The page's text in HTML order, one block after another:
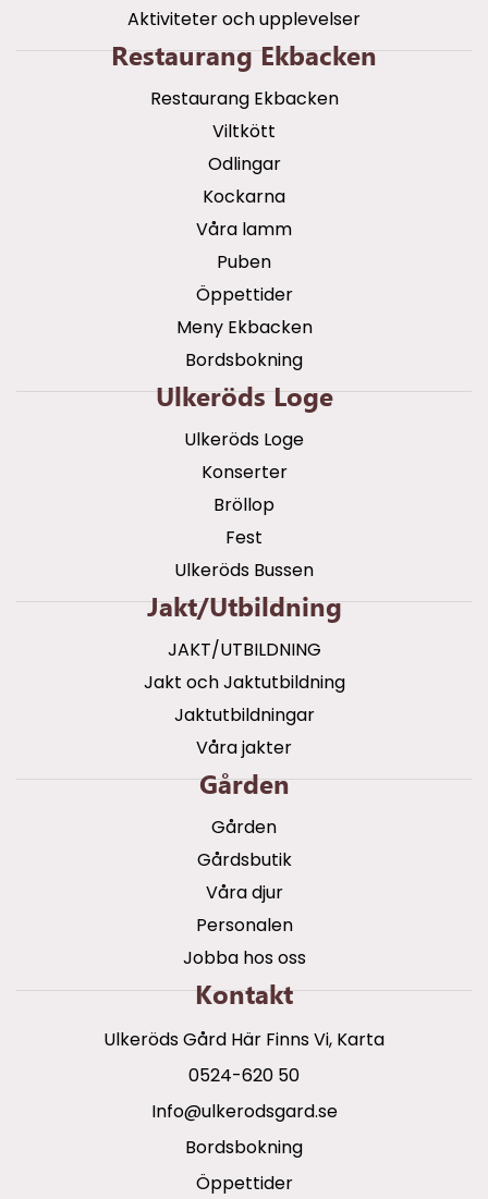
Aktiviteter och upplevelser
Restaurang Ekbacken
Restaurang Ekbacken
Viltkött
Odlingar
Kockarna
Våra lamm
Puben
Öppettider
Meny Ekbacken
Bordsbokning
Ulkeröds Loge
Ulkeröds Loge
Konserter
Bröllop
Fest
Ulkeröds Bussen
Jakt/utbildning
JAKT/UTBILDNING
Jakt och Jaktutbildning
Jaktutbildningar
Våra jakter
Gården
Gården
Gårdsbutik
Våra djur
Personalen
Jobba hos oss
Kontakt
Ulkeröds Gård Här Finns Vi, Karta
0524-620 50
info@ulkerodsgard.se
Bordsbokning
Öppettider